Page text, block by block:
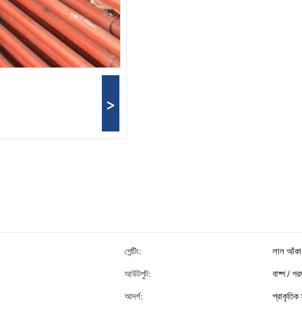
>
পেন্টিং:
লাল আঁকা
আউটপুট:
বাষ্প /
আদর্শ:
প্রাকৃতিক